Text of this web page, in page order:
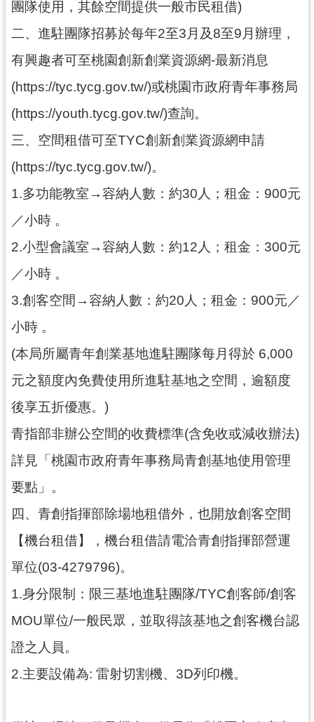
息
公
民
服
青
資
地
介
紹
關
連
結
府
資
訊
公
回
首
頁
站
導
政
團隊使用，其餘空間提供一般市民租借)
二、進駐團隊招募於每年2至3月及8至9月辦理，
有興趣者可至桃園創新創業資源網-最新消息
(https://tyc.tycg.gov.tw/)或桃園市政府青年事務局
(https://youth.tycg.gov.tw/)查詢。
三、空間租借可至TYC創新創業資源網申請
(https://tyc.tycg.gov.tw/)。
1.多功能教室→容納人數：約30人；租金：900元
／小時 。
2.小型會議室→容納人數：約12人；租金：300元
／小時 。
3.創客空間→容納人數：約20人；租金：900元／
小時 。
(本局所屬青年創業基地進駐團隊每月得於 6,000
元之額度內免費使用所進駐基地之空間，逾額度
後享五折優惠。)
青指部非辦公空間的收費標準(含免收或減收辦法)
詳見「桃園市政府青年事務局青創基地使用管理
要點」。
四、青創指揮部除場地租借外，也開放創客空間
【機台租借】，機台租借請電洽青創指揮部營運
單位(03-4279796)。
1.身分限制：限三基地進駐團隊/TYC創客師/創客
MOU單位/一般民眾，並取得該基地之創客機台認
證之人員。
2.主要設備為: 雷射切割機、3D列印機。